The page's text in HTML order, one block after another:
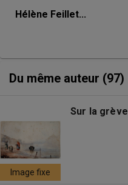
Hélène Feillet...
Du même auteur (97)
Image fixe
Sur la grève